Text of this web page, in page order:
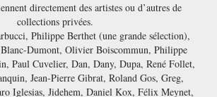
directement des artistes ou d’autres de
collections privées.
Philippe Berthet (une grande sélection),
Dumont, Olivier Boiscommun, Philippe
Paul Cuvelier, Dan, Dany, Dupa, René Follet,
Jean-Pierre Gibrat, Roland Gos, Greg,
Iglesias, Jidehem, Daniel Kox, Félix Meynet,